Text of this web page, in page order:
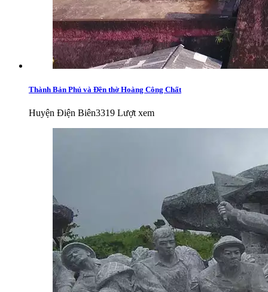
Thành Bản Phủ và Đền thờ Hoàng Công Chất
Huyện Điện Biên3319 Lượt xem